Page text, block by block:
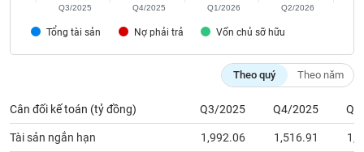
Tổng tài sản Nợ phải trả Vốn chủ sỡ hữu
Q3/2025 Q4/2025 Q1/2026 Q2/2026
Theo quý Theo năm
Cân đối kế toán (tỷ đồng) Q3/2025 Q4/2025
Tài sản ngắn hạn 1,992.06 1,516.91
đầu